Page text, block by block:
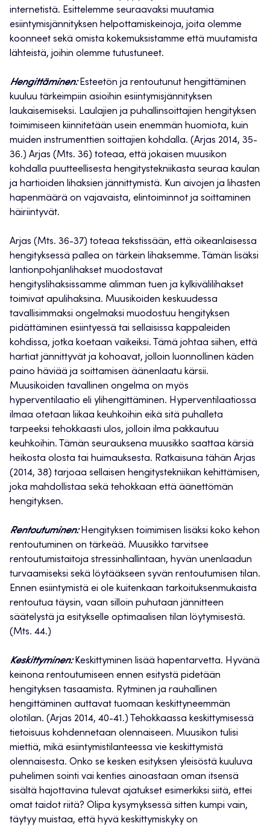
internetistä. Esittelemme seuraavaksi muutamia
esiintymisjännityksen helpottamiskeinoja, joita olemme
koonneet sekä omista kokemuksistamme että muutamista
lähteistä, joihin olemme tutustuneet.
Hengittäminen:Esteetön ja rentoutunut hengittäminen
kuuluu tärkeimpiin asioihin esiintymisjännityksen
laukaisemiseksi. Laulajien ja puhallinsoittajien hengityksen
toimimiseen kiinnitetään usein enemmän huomiota, kuin
muiden instrumenttien soittajien kohdalla. (Arjas 2014, 35-
36.) Arjas (Mts. 36) toteaa, että jokaisen muusikon
kohdalla puutteellisesta hengitystekniikasta seuraa kaulan
ja hartioiden lihaksien jännittymistä. Kun aivojen ja lihasten
hapenmäärä on vajavaista, elintoiminnot ja soittaminen
häiriintyvät.
Arjas (Mts. 36-37) toteaa tekstissään, että oikeanlaisessa
hengityksessä pallea on tärkein lihaksemme. Tämän lisäksi
lantionpohjanlihakset muodostavat
hengityslihaksissamme alimman tuen ja kylkivälilihakset
toimivat apulihaksina. Muusikoiden keskuudessa
tavallisimmaksi ongelmaksi muodostuu hengityksen
pidättäminen esiintyessä tai sellaisissa kappaleiden
kohdissa, jotka koetaan vaikeiksi. Tämä johtaa siihen, että
hartiat jännittyvät ja kohoavat, jolloin luonnollinen käden
paino häviää ja soittamisen äänenlaatu kärsii.
Muusikoiden tavallinen ongelma on myös
hyperventilaatio eli ylihengittäminen. Hyperventilaatiossa
ilmaa otetaan liikaa keuhkoihin eikä sitä puhalleta
tarpeeksi tehokkaasti ulos, jolloin ilma pakkautuu
keuhkoihin. Tämän seurauksena muusikko saattaa kärsiä
heikosta olosta tai huimauksesta. Ratkaisuna tähän Arjas
(2014, 38) tarjoaa sellaisen hengitystekniikan kehittämisen,
joka mahdollistaa sekä tehokkaan että äänettömän
hengityksen.
Rentoutuminen: Hengityksen toimimisen lisäksi koko kehon
rentoutuminen on tärkeää. Muusikko tarvitsee
rentoutumistaitoja stressinhallintaan, hyvän unenlaadun
turvaamiseksi sekä löytääkseen syvän rentoutumisen tilan.
Ennen esiintymistä ei ole kuitenkaan tarkoituksenmukaista
rentoutua täysin, vaan silloin puhutaan jännitteen
säätelystä ja esitykselle optimaalisen tilan löytymisestä.
(Mts. 44.)
Keskittyminen:Keskittyminen lisää hapentarvetta. Hyvänä
keinona rentoutumiseen ennen esitystä pidetään
hengityksen tasaamista. Rytminen ja rauhallinen
hengittäminen auttavat tuomaan keskittyneemmän
olotilan. (Arjas 2014, 40-41.) Tehokkaassa keskittymisessä
tietoisuus kohdennetaan olennaiseen. Muusikon tulisi
miettiä, mikä esiintymistilanteessa vie keskittymistä
olennaisesta. Onko se kesken esityksen yleisöstä kuuluva
puhelimen sointi vai kenties ainoastaan oman itsensä
sisältä hajottavina tulevat ajatukset esimerkiksi siitä, ettei
omat taidot riitä? Olipa kysymyksessä sitten kumpi vain,
täytyy muistaa, että hyvä keskittymiskyky on